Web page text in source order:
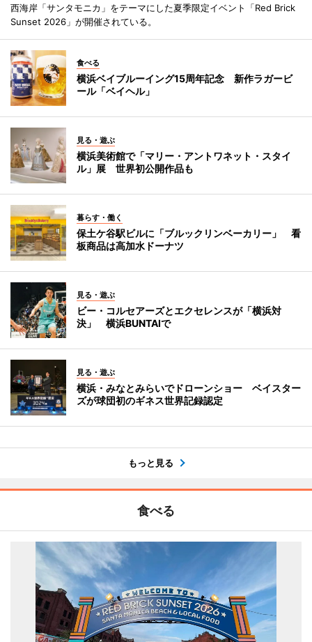
西海岸「サンタモニカ」をテーマにした夏季限定イベント「Red Brick
Sunset 2026」が開催されている。
食べる
横浜ベイブルーイング15周年記念 新作ラガービ
ール「ベイヘル」
見る・遊ぶ
横浜美術館で「マリー・アントワネット・スタイ
ル」展 世界初公開作品も
暮らす・働く
保土ケ谷駅ビルに「ブルックリンベーカリー」 看
板商品は高加水ドーナツ
見る・遊ぶ
ビー・コルセアーズとエクセレンスが「横浜対
決」 横浜BUNTAIで
見る・遊ぶ
横浜・みなとみらいでドローンショー ベイスター
ズが球団初のギネス世界記録認定
もっと見る
食べる